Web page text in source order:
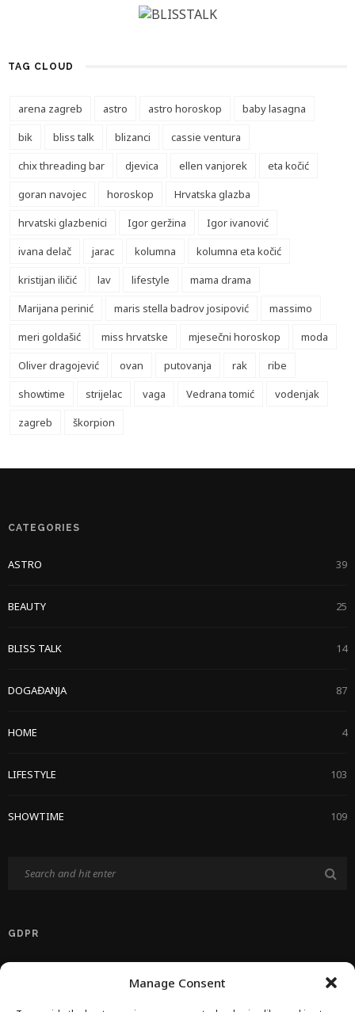
Manage Consent
TAG CLOUD
arena zagreb astro astro horoskop
baby lasagna
bik
bliss talk blizanci
cassie ventura
chix threading bar
djevica ellen vanjorek
eta kočić
goran navojec
horoskop
Hrvatska glazba
hrvatski glazbenici
Igor geržina
Igor ivanović
ivana delač
jarac kolumna
kolumna eta kočić
kristijan iličić
lav lifestyle
mama drama
Marijana perinić
maris stella badrov josipović
massimo
meri goldašić
miss hrvatske mjesečni horoskop
moda
Oliver dragojević
ovan putovanja rak
ribe
showtime
strijelac vaga Vedrana tomić
vodenjak
zagreb
škorpion
CATEGORIES
ASTRO 39
BEAUTY 25
BLISS TALK 14
DOGAĐANJA 87
HOME 4
LIFESTYLE 103
SHOWTIME 109
GDPR